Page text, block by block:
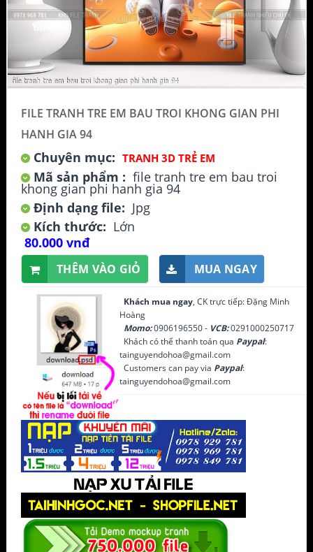
FILE TRANH TRE EM BAU TROI KHONG GIAN PHI
HANH GIA 94
Chuyên mục: TRANH 3D TRẺ EM
Mã sản phẩm : file tranh tre em bau troi
khong gian phi hanh gia 94
Định dạng file: Jpg
Kích thước: Lớn
80.000 vnđ
THÊM VÀO GIỎ MUA NGAY
Khách mua ngay, CK trực tiếp: Đặng Minh
Hoàng
Momo:0906196550 - VCB:0291000250717
Khách có thể thanh toán qua Paypal:
tainguyendohoa@gmail.com
Customers can pay via Paypal:
tainguyendohoa@gmail.com